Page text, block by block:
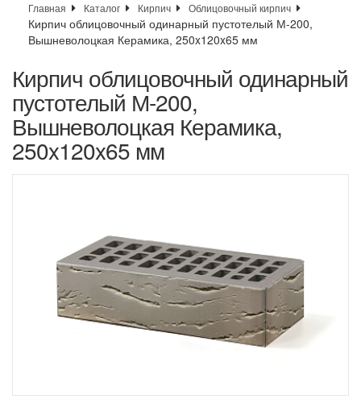
Главная Каталог Кирпич Облицовочный кирпич
Кирпич облицовочный одинарный пустотелый М-200,
Вышневолоцкая Керамика, 250x120x65 мм
Кирпич облицовочный одинарный
пустотелый М-200,
Вышневолоцкая Керамика,
250x120x65 мм